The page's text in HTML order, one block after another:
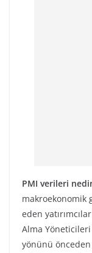
PMI verileri
makroekonomik
eden
Alma
yönünü